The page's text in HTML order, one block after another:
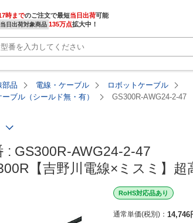
時までのご注文で最短当日出荷
当日出荷対象商品 135万点拡大中！
部品 電線・ケーブル
ロボットケーブル
ブル（シールド無・有）
GS300R-AWG24-2-47
: GS300R-AWG24-2-47
【吉野川電線×ミスミ】
RoHS対応品あり
通常単価(税別) 14,746